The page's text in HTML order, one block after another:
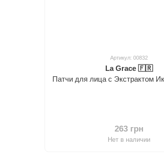
Артикул: 00832
La Grace 🇫🇷
Патчи для лица с Экстрактом
263 грн
Нет в наличии